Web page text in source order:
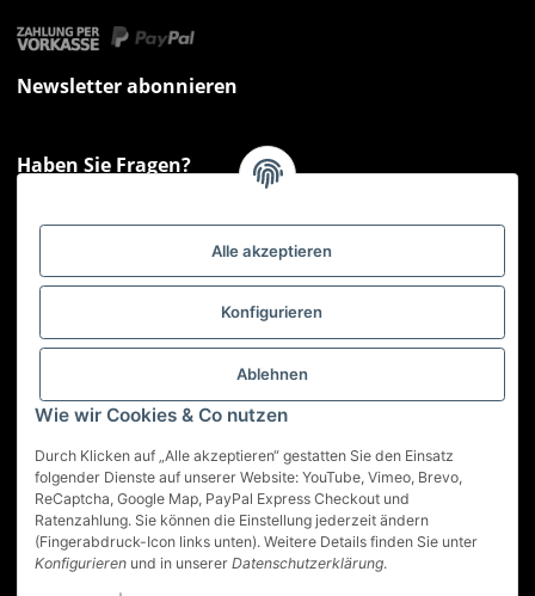
Alle akzeptieren
Konfigurieren
Ablehnen
Wie wir Cookies & Co nutzen
Durch Klicken auf „Alle akzeptieren“ gestatten Sie den Einsatz
folgender Dienste auf unserer Website: YouTube, Vimeo, Brevo,
ReCaptcha, Google Map, PayPal Express Checkout und
Ratenzahlung. Sie können die Einstellung jederzeit ändern
(Fingerabdruck-Icon links unten). Weitere Details finden Sie unter
Konfigurieren und in unserer Datenschutzerklärung.
Newsletter abonnieren
Haben Sie Fragen?
Montag - Freitag: 09:00 - 17:00 Uhr
Gesetzliche Informationen
Service
Vertrag widerrufen
* Alle Preise inkl. gesetzlicher USt., zzgl. Versand